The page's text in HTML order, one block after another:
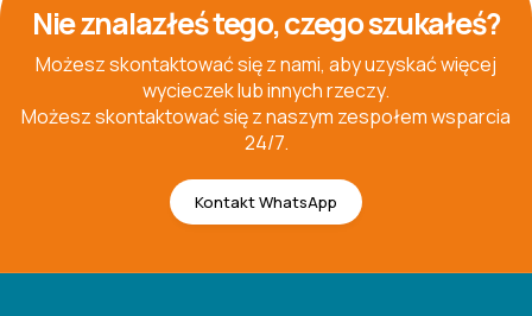
Nie znalazłeś tego, czego szukałeś?
Możesz skontaktować się z nami, aby uzyskać więcej
wycieczek lub innych rzeczy.
Możesz skontaktować się z naszym zespołem wsparcia
24/7.
Kontakt WhatsApp